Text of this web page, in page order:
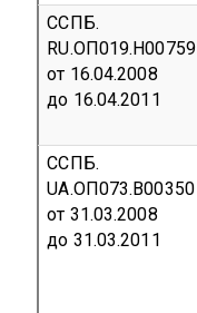
ССПБ.
RU.ОП019.Н00759
от 16.04.2008
до 16.04.2011
ССПБ.
UA.ОП073.В00350
от 31.03.2008
до 31.03.2011